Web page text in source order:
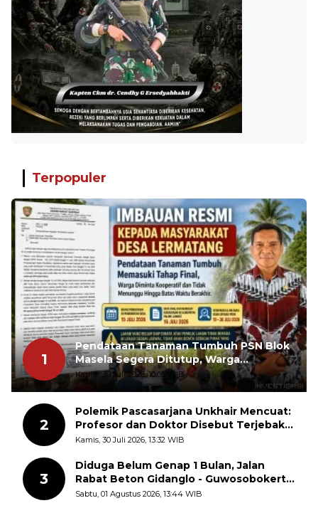
Terpopuler
1
Pendataan Tanaman Tumbuh PSN Blok
Masela Segera Ditutup, Warga
Lermatang Diminta Tidak Menunda
Kamis, 30 Juli 2026, 10:05 WIB
2
Polemik Pascasarjana Unkhair Mencuat:
Profesor dan Doktor Disebut Terjebak
dalam Rutinitas Akademik Akhir Pekan
Kamis, 30 Juli 2026, 13:32 WIB
3
Diduga Belum Genap 1 Bulan, Jalan
Rabat Beton Gidanglo - Guwosobokerto
Sudah Pecah
Sabtu, 01 Agustus 2026, 13:44 WIB